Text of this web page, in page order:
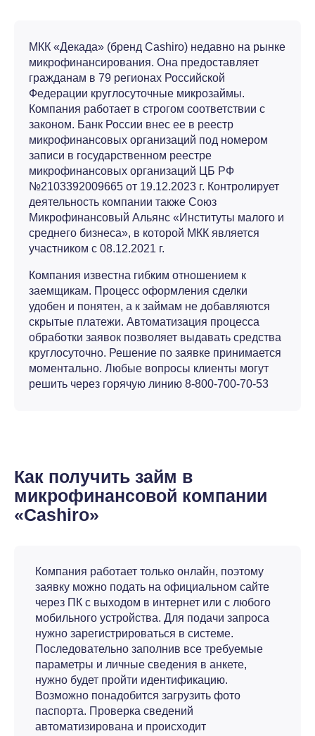
МКК «Декада» (бренд Cashiro) недавно на рынке
микрофинансирования. Она предоставляет
гражданам в 79 регионах Российской
Федерации круглосуточные микрозаймы.
Компания работает в строгом соответствии с
законом. Банк России внес ее в реестр
микрофинансовых организаций под номером
записи в государственном реестре
микрофинансовых организаций ЦБ РФ
№2103392009665 от 19.12.2023 г. Контролирует
деятельность компании также Союз
Микрофинансовый Альянс «Институты малого и
среднего бизнеса», в которой МКК является
участником с 08.12.2021 г.
Компания известна гибким отношением к
заемщикам. Процесс оформления сделки
удобен и понятен, а к займам не добавляются
скрытые платежи. Автоматизация процесса
обработки заявок позволяет выдавать средства
круглосуточно. Решение по заявке принимается
моментально. Любые вопросы клиенты могут
решить через горячую линию 8-800-700-70-53
Как получить займ в
микрофинансовой компании
«Cashiro»
Компания работает только онлайн, поэтому
заявку можно подать на официальном сайте
через ПК с выходом в интернет или с любого
мобильного устройства. Для подачи запроса
нужно зарегистрироваться в системе.
Последовательно заполнив все требуемые
параметры и личные сведения в анкете,
нужно будет пройти идентификацию.
Возможно понадобится загрузить фото
паспорта. Проверка сведений
автоматизирована и происходит